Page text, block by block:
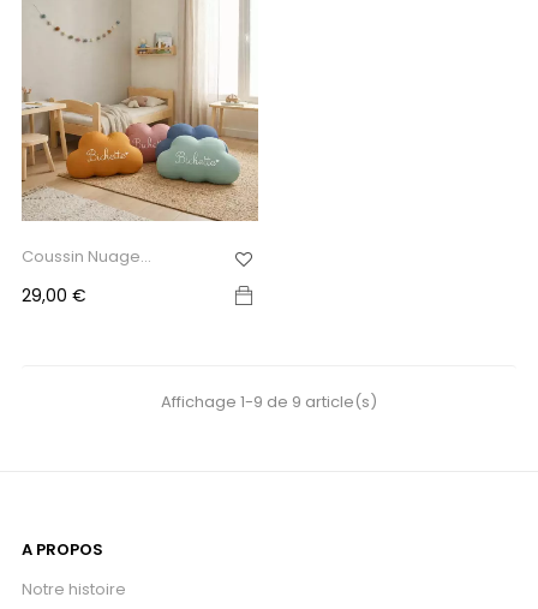
Coussin Nuage
Prix
29,00 €
Affichage 1-9 de 9 article(s)
A PROPOS
Notre histoire